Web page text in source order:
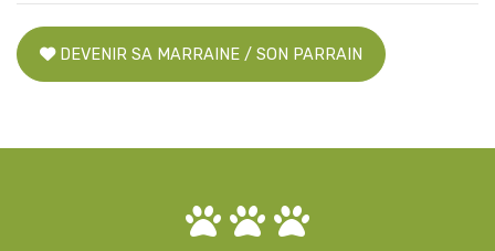
DEVENIR SA MARRAINE / SON PARRAIN